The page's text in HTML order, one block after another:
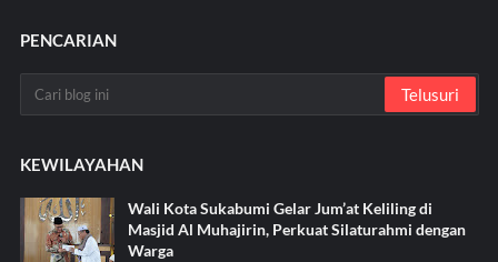
PENCARIAN
KEWILAYAHAN
Wali Kota Sukabumi Gelar Jum’at Keliling di
Masjid Al Muhajirin, Perkuat Silaturahmi dengan
Warga